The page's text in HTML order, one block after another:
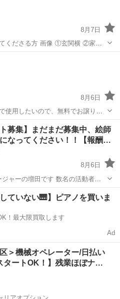
8月7日
像 ①玄関横 ②家の
今はジャ
が増えてどうしたものか…、他に
8月6日
使用したいので、無料でお譲り頂
します。 数がほしいので、購入場
(⁠◡⁠ ⁠ω⁠ ⁠◡⁠) 自宅近く、田園
伝って/助けて
募集】まだまだ募集中、絵師
なってください！！【報酬…
8月6日
田です 数名の活動者グ
です。 Google広告の費用もしっか
に力を入れており TVタイアップ
駅 手伝って/助けて
ていない🎹】ピアノを買いま
！最大限買取します
Ad
＞機械オペレーター/日払い
タートOK！】残業ほぼナ…